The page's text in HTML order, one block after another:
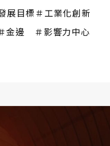
展目標 ＃工業化創新
金邊 ＃影響力中心